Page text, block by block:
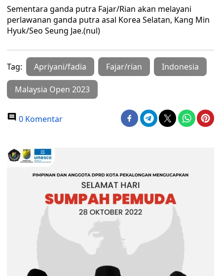
Sementara ganda putra Fajar/Rian akan melayani
perlawanan ganda putra asal Korea Selatan, Kang Min
Hyuk/Seo Seung Jae.(nul)
Tag: Apriyani/fadia Fajar/rian Indonesia
Malaysia Open 2023
0 Komentar